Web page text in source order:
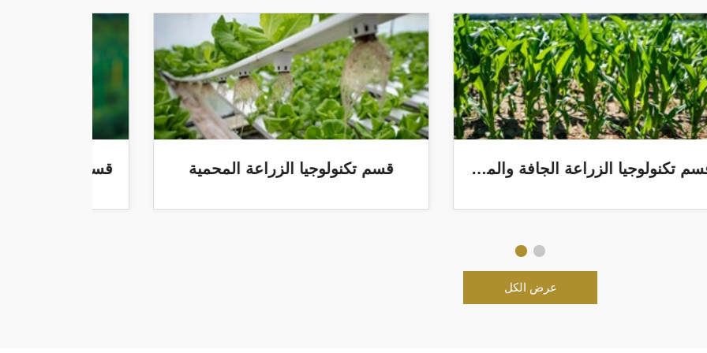
قسم تكنولوجيا الزراعة المحمية
عرض الكل